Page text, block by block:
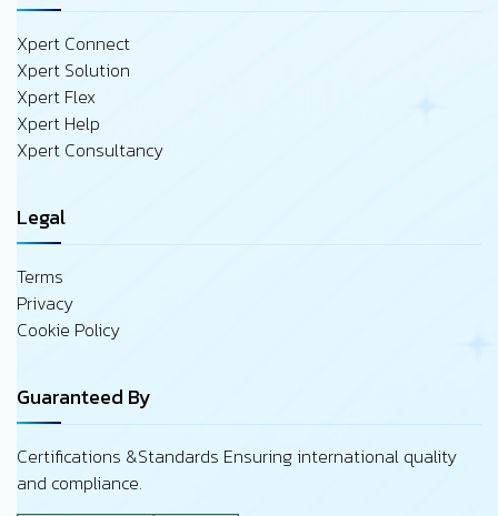
Xpert Connect
Xpert Solution
Xpert Flex
Xpert Help
Xpert Consultancy
Legal
Terms
Privacy
Cookie Policy
Guaranteed By
Certifications &Standards Ensuring international quality
and compliance.